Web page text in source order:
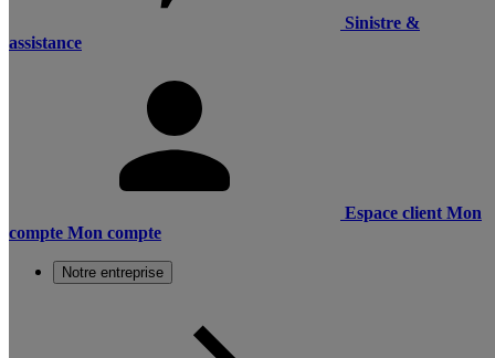
Sinistre &
assistance
Espace client Mon
compte Mon compte
Notre entreprise